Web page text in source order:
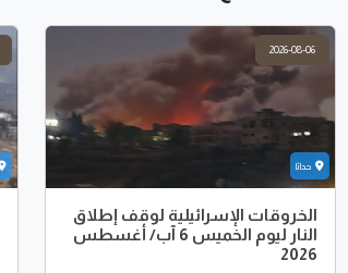
2026-08-06
حداثا
الخروقات الإسرائيلية لوقف إطلاق
النار ليوم الخميس 6 آب/ أغسطس
2026